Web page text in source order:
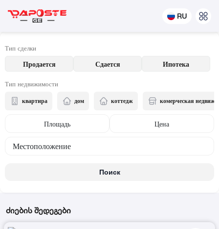
RU
Тип сделки
Продается Сдается Ипотека
Тип недвижимости
квартира дом коттедж комерческая
Площадь Цена
Местоположение
Поиск
ძიების შედეგები